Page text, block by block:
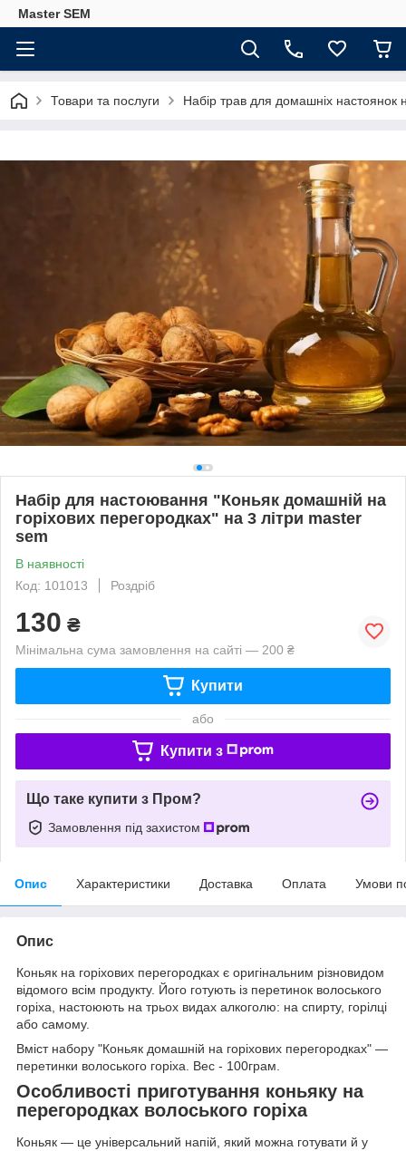
Master SEM
Товари та послуги Набір трав для домашніх настоянок
Набір для настоювання "Коньяк домашній на
горіхових перегородках" на 3 літри master
sem
В наявності
Код: 101013
Роздріб
130 ₴
Мінімальна сума замовлення на сайті — 200 ₴
Купити
або
Купити з
Що таке купити з Пром?
Замовлення під захистом
Опис Характеристики Доставка Оплата Умови
Опис
Коньяк на горіхових перегородках є оригінальним різновидом
відомого всім продукту. Його готують із перетинок волоського
горіха, настоюють на трьох видах алкоголю: на спирту, горілці
або самому.
Вміст набору "Коньяк домашній на горіхових перегородках" —
перетинки волоського горіха. Вес - 100грам.
Особливості приготування коньяку на
перегородках волоського горіха
Коньяк — це універсальний напій, який можна готувати й у